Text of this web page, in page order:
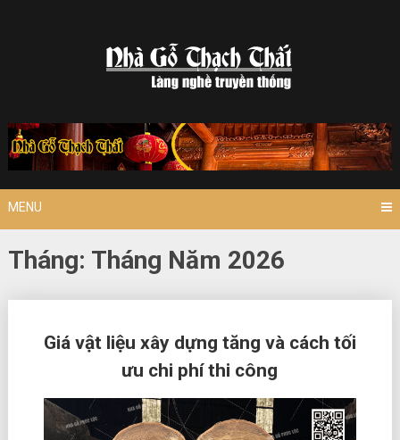
MENU
Tháng: Tháng Năm 2026
Giá vật liệu xây dựng tăng và cách tối
ưu chi phí thi công
navigation